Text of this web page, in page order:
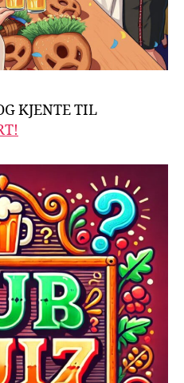
KJENTE TIL